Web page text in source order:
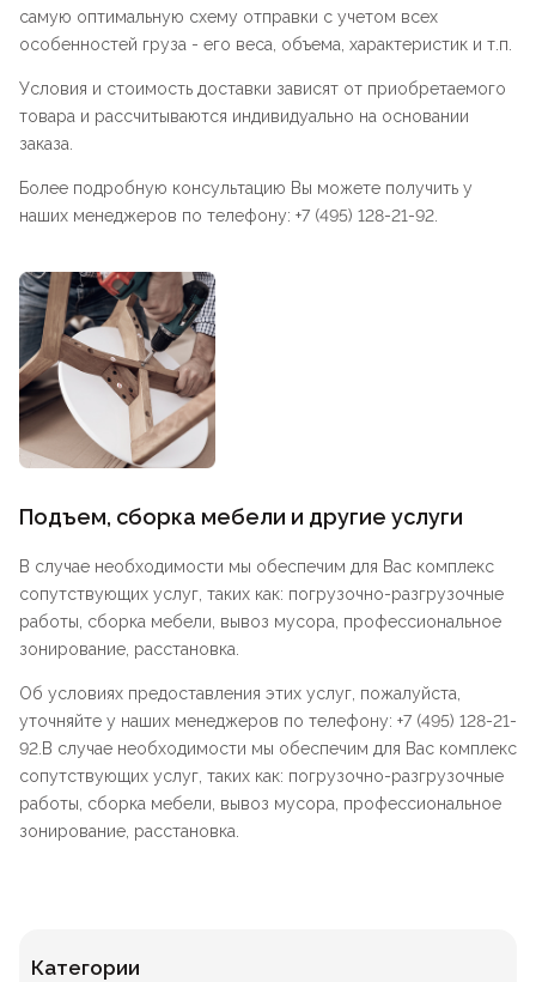
самую оптимальную схему отправки с учетом всех
особенностей груза - его веса, объема, характеристик и т.п.
Условия и стоимость доставки зависят от приобретаемого
товара и рассчитываются индивидуально на основании
заказа.
Более подробную консультацию Вы можете получить у
наших менеджеров по телефону: +7 (495) 128-21-92.
Подъем, сборка мебели и другие услуги
В случае необходимости мы обеспечим для Вас комплекс
сопутствующих услуг, таких как: погрузочно-разгрузочные
работы, сборка мебели, вывоз мусора, профессиональное
зонирование, расстановка.
Об условиях предоставления этих услуг, пожалуйста,
уточняйте у наших менеджеров по телефону: +7 (495) 128-21-
92.В случае необходимости мы обеспечим для Вас комплекс
сопутствующих услуг, таких как: погрузочно-разгрузочные
работы, сборка мебели, вывоз мусора, профессиональное
зонирование, расстановка.
Категории